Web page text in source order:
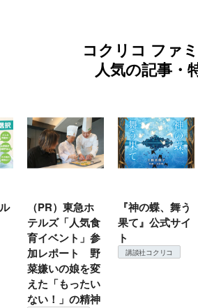
コクリコ ファ
人気の記事・
（PR）東急ホ
テルズ「人気食
育イベント」参
加レポート 野
菜嫌いの娘を変
えた「もったい
ない！」の精神
『神の蝶、舞う
果て』公式サイ
ト
講談社コクリコ